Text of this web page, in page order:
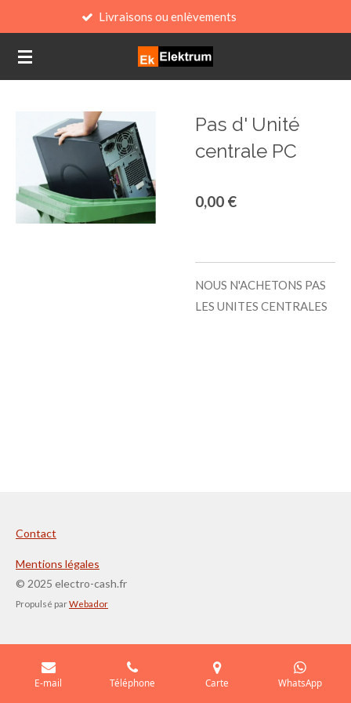
contenu
principal
Livraisons ou enlèvements
Pas d' Unité
centrale PC
0,00 €
NOUS N'ACHETONS PAS
LES UNITES CENTRALES
Contact
Mentions légales
© 2025 electro-cash.fr
Propulsé parWebador
E-mail Téléphone Carte WhatsApp